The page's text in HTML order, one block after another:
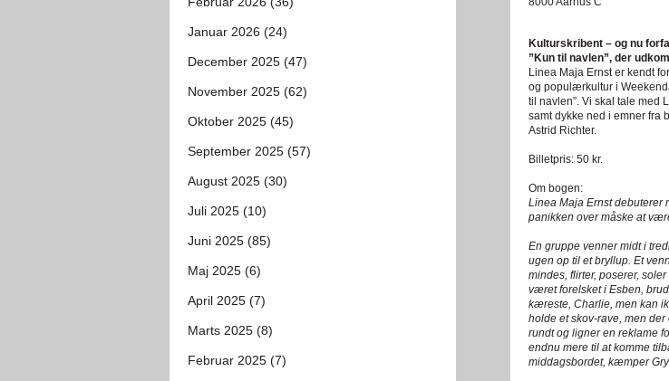
Kulturskribent – og nu
”Kun til navlen”, der
Linea Maja Ernst er kendt
og populærkultur i
til navlen”. Vi skal tale med
samt dykke ned i emner fra
Astrid Richter.
Billetpris: 50 kr.
Om bogen:
Linea Maja Ernst debuterer
panikken over måske at
En gruppe venner midt i
ugen op til et bryllup. Et
mindes, flirter, poserer,
været forelsket i Esben,
kæreste, Charlie, men kan
holde et skov-rave, men
rundt og ligner en reklame
endnu mere til at komme
middagsbordet, kæmper
Januar 2026 (24)
December 2025 (47)
November 2025 (62)
Oktober 2025 (45)
September 2025 (57)
August 2025 (30)
Juli 2025 (10)
Juni 2025 (85)
Maj 2025 (6)
April 2025 (7)
Marts 2025 (8)
Februar 2025 (7)